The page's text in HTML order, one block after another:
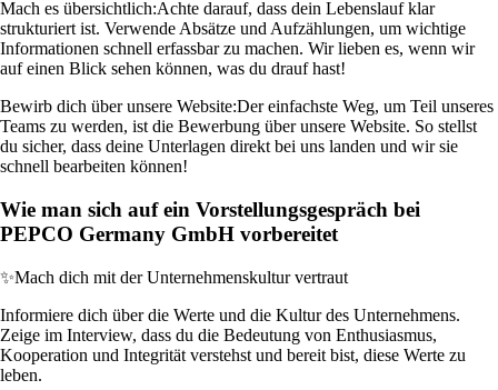
Mach es übersichtlich:Achte darauf, dass dein Lebenslauf klar
strukturiert ist. Verwende Absätze und Aufzählungen, um wichtige
Informationen schnell erfassbar zu machen. Wir lieben es, wenn wir
auf einen Blick sehen können, was du drauf hast!
Bewirb dich über unsere Website:Der einfachste Weg, um Teil unseres
Teams zu werden, ist die Bewerbung über unsere Website. So stellst
du sicher, dass deine Unterlagen direkt bei uns landen und wir sie
schnell bearbeiten können!
Wie man sich auf ein Vorstellungsgespräch bei
PEPCO Germany GmbH vorbereitet
✨Mach dich mit der Unternehmenskultur vertraut
Informiere dich über die Werte und die Kultur des Unternehmens.
Zeige im Interview, dass du die Bedeutung von Enthusiasmus,
Kooperation und Integrität verstehst und bereit bist, diese Werte zu
leben.